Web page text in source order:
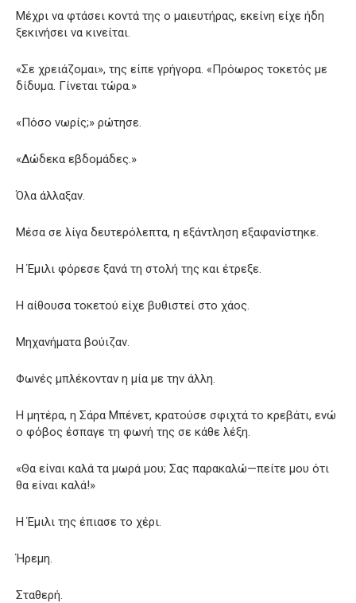
Μέχρι να φτάσει κοντά της ο μαιευτήρας, εκείνη είχε ήδη
ξεκινήσει να κινείται.
«Σε χρειάζομαι», της είπε γρήγορα. «Πρόωρος τοκετός με
δίδυμα. Γίνεται τώρα.»
«Πόσο νωρίς;» ρώτησε.
«Δώδεκα εβδομάδες.»
Όλα άλλαξαν.
Μέσα σε λίγα δευτερόλεπτα, η εξάντληση εξαφανίστηκε.
Η Έμιλι φόρεσε ξανά τη στολή της και έτρεξε.
Η αίθουσα τοκετού είχε βυθιστεί στο χάος.
Μηχανήματα βούιζαν.
Φωνές μπλέκονταν η μία με την άλλη.
Η μητέρα, η Σάρα Μπένετ, κρατούσε σφιχτά το κρεβάτι, ενώ
ο φόβος έσπαγε τη φωνή της σε κάθε λέξη.
«Θα είναι καλά τα μωρά μου; Σας παρακαλώ—πείτε μου ότι
θα είναι καλά!»
Η Έμιλι της έπιασε το χέρι.
Ήρεμη.
Σταθερή.